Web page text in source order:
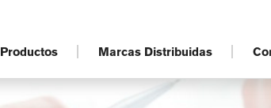
Productos Marcas Distribuidas